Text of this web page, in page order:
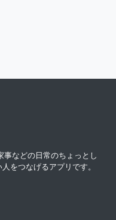
などの日常のちょっとし
をつなげるアプリです。